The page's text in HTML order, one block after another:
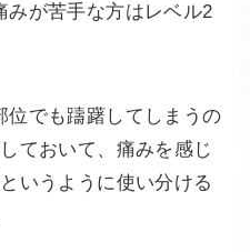
みが苦手な方はレベル2
位でも躊躇してしまうの
ておいて、痛みを感じ
いうように使い分ける